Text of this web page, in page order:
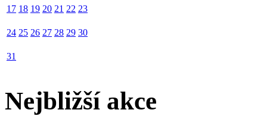
17 18 19 20 21 22 23
24 25 26 27 28 29 30
31
Nejbližší akce